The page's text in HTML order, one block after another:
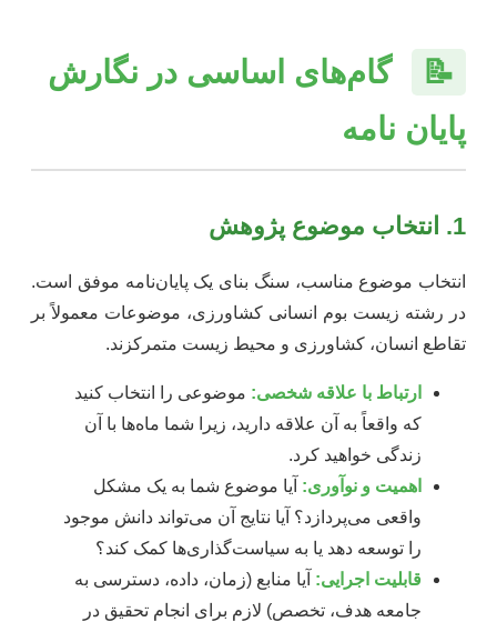
📝
گام‌های اساسی در نگارش
پایان نامه
1. انتخاب موضوع پژوهش
انتخاب موضوع مناسب، سنگ بنای یک پایان‌نامه موفق است.
در رشته زیست بوم انسانی کشاورزی، موضوعات معمولاً بر
تقاطع انسان، کشاورزی و محیط زیست متمرکزند.
ارتباط با علاقه شخصی: موضوعی را انتخاب کنید
که واقعاً به آن علاقه دارید، زیرا شما ماه‌ها با آن
زندگی خواهید کرد.
اهمیت و نوآوری: آیا موضوع شما به یک مشکل
واقعی می‌پردازد؟ آیا نتایج آن می‌تواند دانش موجود
را توسعه دهد یا به سیاست‌گذاری‌ها کمک کند؟
قابلیت اجرایی: آیا منابع (زمان، داده، دسترسی به
جامعه هدف، تخصص) لازم برای انجام تحقیق در